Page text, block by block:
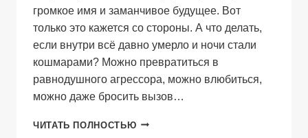
громкое имя и заманчивое будущее. Вот
только это кажется со стороны. А что делать,
если внутри всё давно умерло и ночи стали
кошмарами? Можно превратиться в
равнодушного агрессора, можно влюбиться,
можно даже бросить вызов…
ЧИТАТЬ ПОЛНОСТЬЮ СЕРДЦЕ